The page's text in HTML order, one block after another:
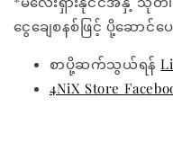
ငွေချေစနစ်ဖြင့် ပို့ဆောင်ပ
စာပို့ဆက်သွယ်ရန်
4NiX Store